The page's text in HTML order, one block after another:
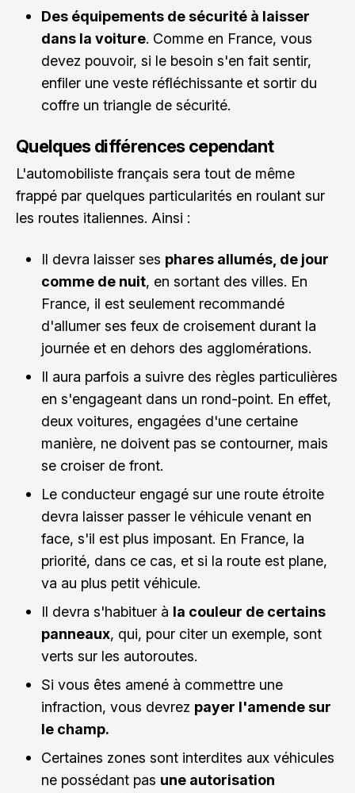
Des équipements de sécurité à laisser
dans la voiture. Comme en France, vous
devez pouvoir, si le besoin s'en fait sentir,
enfiler une veste réfléchissante et sortir du
coffre un triangle de sécurité.
Quelques différences cependant
L'automobiliste français sera tout de même
frappé par quelques particularités en roulant sur
les routes italiennes. Ainsi :
Il devra laisser ses phares allumés, de jour
comme de nuit, en sortant des villes. En
France, il est seulement recommandé
d'allumer ses feux de croisement durant la
journée et en dehors des agglomérations.
Il aura parfois a suivre des règles particulières
en s'engageant dans un rond-point. En effet,
deux voitures, engagées d'une certaine
manière, ne doivent pas se contourner, mais
se croiser de front.
Le conducteur engagé sur une route étroite
devra laisser passer le véhicule venant en
face, s'il est plus imposant. En France, la
priorité, dans ce cas, et si la route est plane,
va au plus petit véhicule.
Il devra s'habituer à la couleur de certains
panneaux, qui, pour citer un exemple, sont
verts sur les autoroutes.
Si vous êtes amené à commettre une
infraction, vous devrez payer l'amende sur
le champ.
Certaines zones sont interdites aux véhicules
ne possédant pas une autorisation